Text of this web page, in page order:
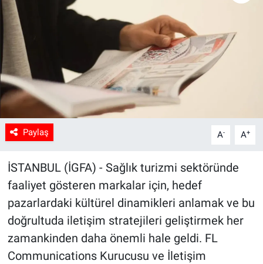
Paylaş A- A+
İSTANBUL (İGFA) - Sağlık turizmi sektöründe
faaliyet gösteren markalar için, hedef
pazarlardaki kültürel dinamikleri anlamak ve bu
doğrultuda iletişim stratejileri geliştirmek her
zamankinden daha önemli hale geldi. FL
Communications Kurucusu ve İletişim